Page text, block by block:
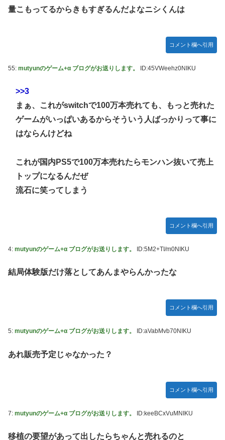
量こもってるからきもすぎるんだよなニシくんは
コメント欄へ引用
55: mutyunのゲーム+α ブログがお送りします。 ID:45VWeehz0NIKU
>>3
まぁ、これがswitchで100万本売れても、もっと売れた
ゲームがいっぱいあるからそういう人ばっかりって事に
はならんけどね
これが国内PS5で100万本売れたらモンハン抜いて売上
トップになるんだぜ
流石に笑ってしまう
コメント欄へ引用
4: mutyunのゲーム+α ブログがお送りします。 ID:5M2+TI/m0NIKU
結局体験版だけ落としてあんまやらんかったな
コメント欄へ引用
5: mutyunのゲーム+α ブログがお送りします。 ID:aVabMvb70NIKU
あれ販売予定じゃなかった？
コメント欄へ引用
7: mutyunのゲーム+α ブログがお送りします。 ID:keeBCxVuMNIKU
移植の要望があって出したらちゃんと売れるのと